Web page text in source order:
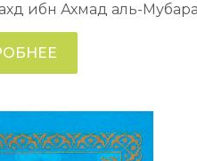
ибн Ахмад аль-